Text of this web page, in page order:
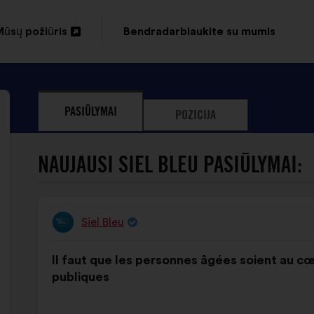
požiūris
Bendradarbiaukite su mumis
PASIŪLYMAI POZICIJA
NAUJAUSI SIEL BLEU PASIŪLYMAI:
Pasiūlymas:
Siel Bleu
turinys:
Il faut que les personnes âgées soient au
publiques
pasiskirstė
taip: